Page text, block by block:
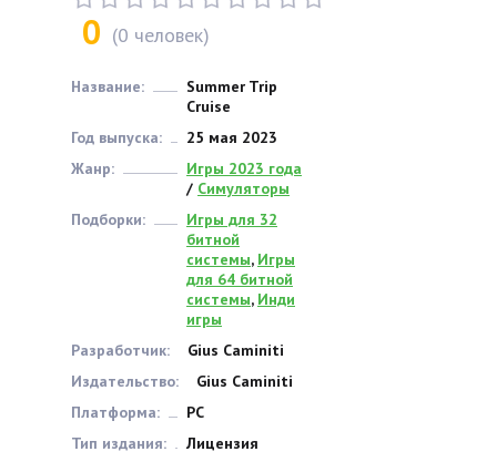
0 (0 человек)
Название:
Summer Trip
Cruise
Год выпуска:
25 мая 2023
Жанр:
Игры 2023 года
/ Симуляторы
Подборки:
Игры для 32
битной
системы, Игры
для 64 битной
системы, Инди
игры
Разработчик:
Gius Caminiti
Издательство:
Gius Caminiti
Платформа:
PC
Тип издания:
Лицензия